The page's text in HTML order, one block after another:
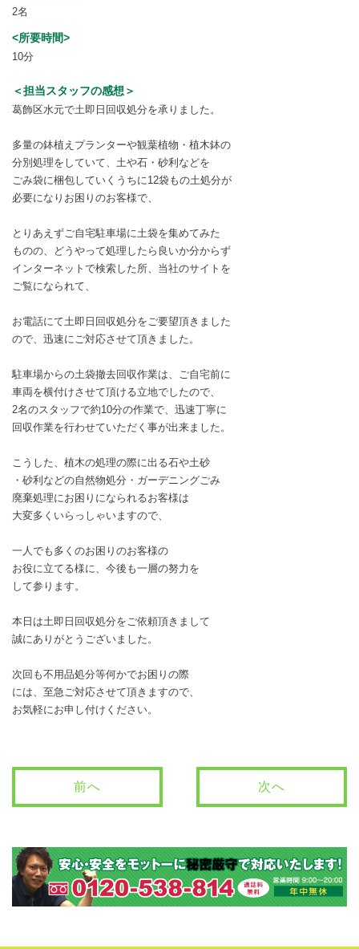
2名
<所要時間>
10分
＜担当スタッフの感想＞
葛飾区水元で土即日回収処分を承りました。
多量の鉢植えプランターや観葉植物・植木鉢の
分別処理をしていて、土や石・砂利などを
ごみ袋に梱包していくうちに12袋もの土処分が
必要になりお困りのお客様で、
とりあえずご自宅駐車場に土袋を集めてみた
ものの、どうやって処理したら良いか分からず
インターネットで検索した所、当社のサイトを
ご覧になられて、
お電話にて土即日回収処分をご要望頂きました
ので、迅速にご対応させて頂きました。
駐車場からの土袋撤去回収作業は、ご自宅前に
車両を横付けさせて頂ける立地でしたので、
2名のスタッフで約10分の作業で、迅速丁寧に
回収作業を行わせていただく事が出来ました。
こうした、植木の処理の際に出る石や土砂
・砂利などの自然物処分・ガーデニングごみ
廃棄処理にお困りになられるお客様は
大変多くいらっしゃいますので、
一人でも多くのお困りのお客様の
お役に立てる様に、今後も一層の努力を
して参ります。
本日は土即日回収処分をご依頼頂きまして
誠にありがとうございました。
次回も不用品処分等何かでお困りの際
には、至急ご対応させて頂きますので、
お気軽にお申し付けください。
前へ 次へ